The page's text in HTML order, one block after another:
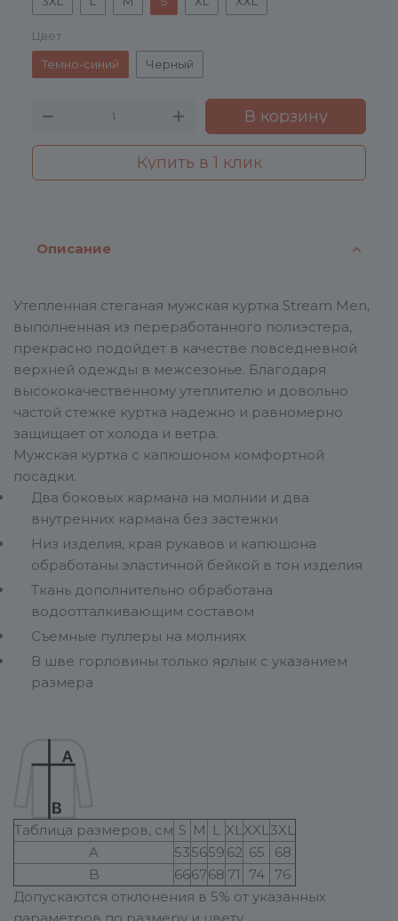
Цвет
Темно-синий
Черный
В корзину
Купить в 1 клик
Описание
Утепленная стеганая мужская куртка Stream Men,
выполненная из переработанного полиэстера,
прекрасно подойдет в качестве повседневной
верхней одежды в межсезонье. Благодаря
высококачественному утеплителю и довольно
частой стежке куртка надежно и равномерно
защищает от холода и ветра.
Мужская куртка с капюшоном комфортной
посадки.
Два боковых кармана на молнии и два
внутренних кармана без застежки
Низ изделия, края рукавов и капюшона
обработаны эластичной бейкой в тон изделия
Ткань дополнительно обработана
водоотталкивающим составом
Съемные пуллеры на молниях
В шве горловины только ярлык с указанием
размера
Таблица размеров, см S M L XLXXL3XL
A
535659 62 65
68
B
666768 71 74
76
Допускаются отклонения в 5% от указанных